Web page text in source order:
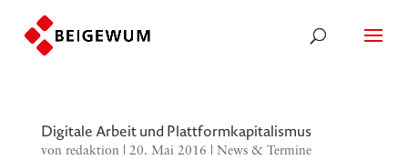
Digitale Arbeit und Plattformkapitalismus
von redaktion | 20. Mai 2016 | News & Termine